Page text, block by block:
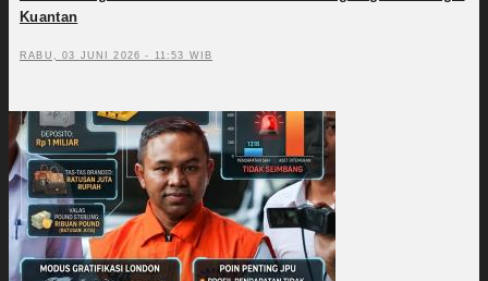
Kuantan
RABU, 03 JUNI 2026 - 11:53 WIB